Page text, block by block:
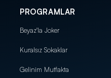
PROGRAMLAR
Beyaz'la Joker
Kuralsız Sokaklar
Gelinim Mutfakta